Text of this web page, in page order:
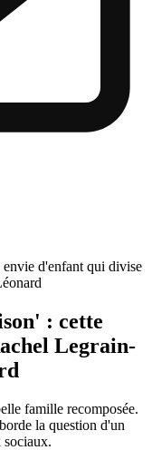
envie d'enfant qui divise
: cette
Legrain-
famille recomposée.
la question d'un
sociaux.